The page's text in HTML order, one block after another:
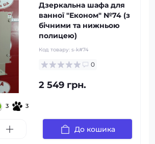
3 3
Дзеркальна шафа для
ванної "Економ" №74 (з
бічними та нижньою
полицею)
Код товару: s-k#74
0
2 549 грн.
До кошика